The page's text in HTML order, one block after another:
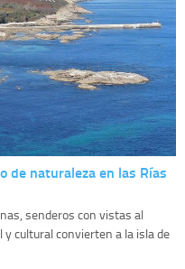
de naturaleza en las Rías
senderos con vistas al
cultural convierten a la isla de